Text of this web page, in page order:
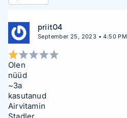
priit04
September 25, 2023 • 4:50 PM
Olen
nüüd
~3a
kasutanud
Airvitamin